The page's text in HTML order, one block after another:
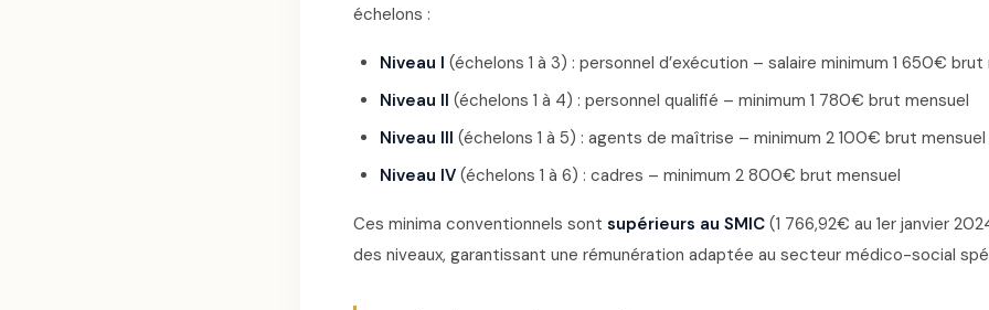
échelons :
Niveau I (échelons 1 à 3) : personnel d’exécution – salaire minimum 1 650€ brut
Niveau II (échelons 1 à 4) : personnel qualifié – minimum 1 780€ brut mensuel
Niveau III (échelons 1 à 5) : agents de maîtrise – minimum 2 100€ brut mensuel
Niveau IV (échelons 1 à 6) : cadres – minimum 2 800€ brut mensuel
Ces minima conventionnels sont supérieurs au SMIC (1 766,92€ au 1er janvier
des niveaux, garantissant une rémunération adaptée au secteur médico-social